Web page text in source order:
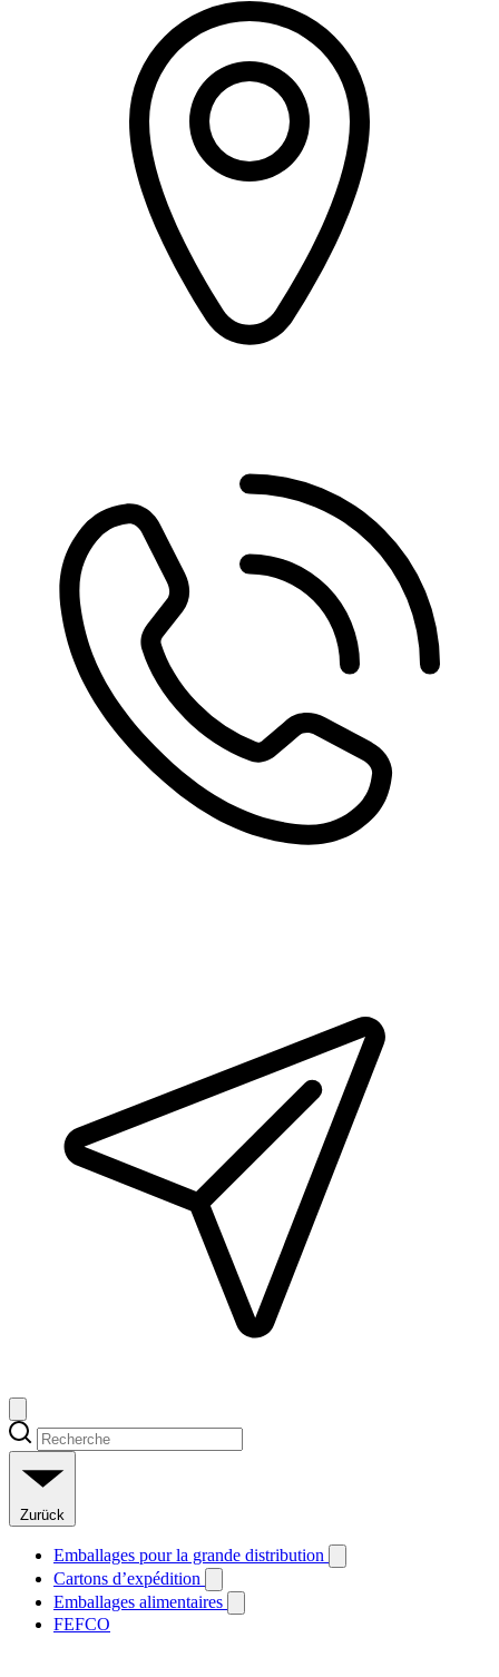
Zurück
Emballages pour la grande distribution
Cartons d’expédition
Emballages alimentaires
FEFCO